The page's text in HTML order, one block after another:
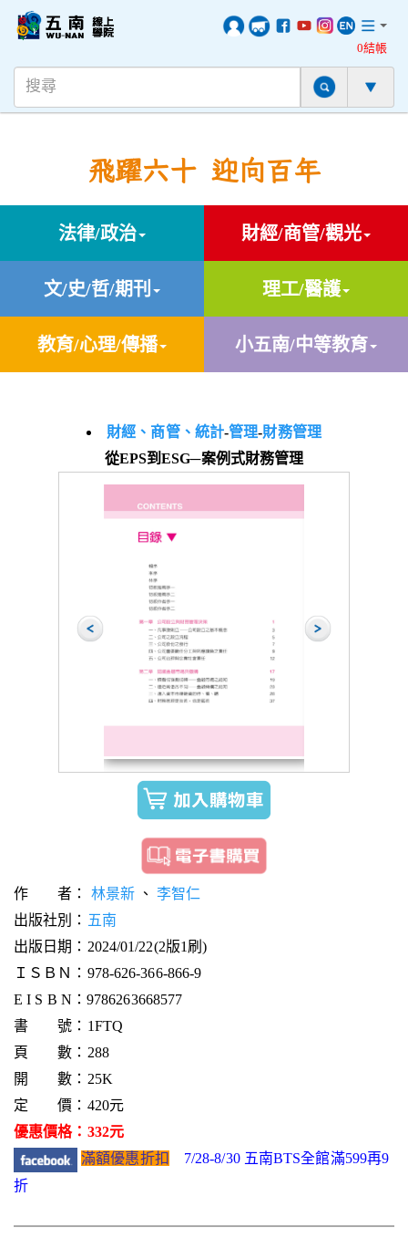
0結帳
飛躍六十 迎向百年
法律/政治 財經/商管/觀光
文/史/哲/期刊 理工/醫護
教育/心理/傳播 小五南/中等教育
財經、商管、統計-管理-財務管理
從EPS到ESG─案例式財務管理
作 者： 林景新、李智仁
出版社別： 五南
出版日期：2024/01/22(2版1刷)
ＩＳＢＮ：978-626-366-866-9
E I S B N：9786263668577
書 號：1FTQ
頁 數：288
開 數：25K
定 價：420元
優惠價格：332元
滿額優惠折扣
7/28-8/30 五南BTS全館滿599再9
折